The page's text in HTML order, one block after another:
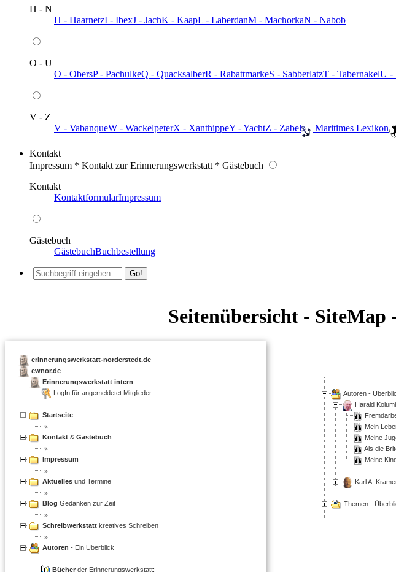
H - N
H - HaarnetzI - IbexJ - JachK - KaapL - LaberdanM - MachorkaN - Nabob
O - U
O - ObersP - PachulkeQ - QuacksalberR - RabattmarkeS - SabberlatzT - TabernakelU -
V - Z
V - VabanqueW - WackelpeterX - XanthippeY - YachtZ - Zabel ️ Maritimes Lexikon
Kontakt
Impressum * Kontakt zur Erinnerungswerkstatt * Gästebuch
Kontakt
KontaktformularImpressum
Gästebuch
GästebuchBuchbestellung
Seitenübersicht -
Autoren -
Harald
Mein
Meine
Als die
Meine
Karl A.
Themen -
erinnerungswerkstatt-norderstedt.de
ewnor.de
Erinnerungswerkstatt intern
LogIn für angemeldetet Mitglieder
Startseite
Kontakt & Gästebuch
Impressum
Aktuelles und Termine
Blog Gedanken zur Zeit
Schreibwerkstatt kreatives Schreiben
Autoren - Ein Überblick
Bücher der Erinnerungswerkstatt: